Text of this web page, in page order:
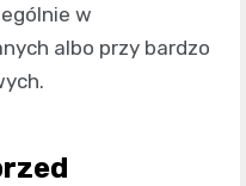
w
albo przy bardzo